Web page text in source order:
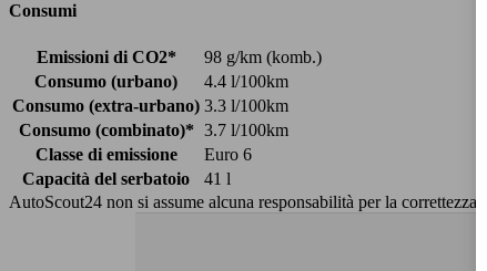
Consumi
Emissioni di CO2*
98 g/km (komb.)
Consumo (urbano)
4.4 l/100km
Consumo (extra-urbano) 3.3 l/100km
Consumo (combinato)* 3.7 l/100km
Classe di emissione
Euro 6
Capacità del serbatoio
41 l
AutoScout24 non si assume alcuna responsabilità per la correttezza